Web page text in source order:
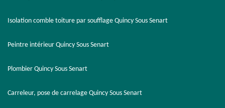
Isolation comble toiture par soufflage Quincy Sous Senart
Peintre intérieur Quincy Sous Senart
Plombier Quincy Sous Senart
Carreleur, pose de carrelage Quincy Sous Senart